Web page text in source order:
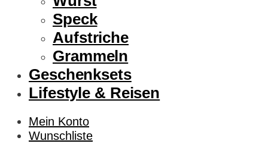
Speck
Aufstriche
Grammeln
Geschenksets
Lifestyle & Reisen
Mein Konto
Wunschliste